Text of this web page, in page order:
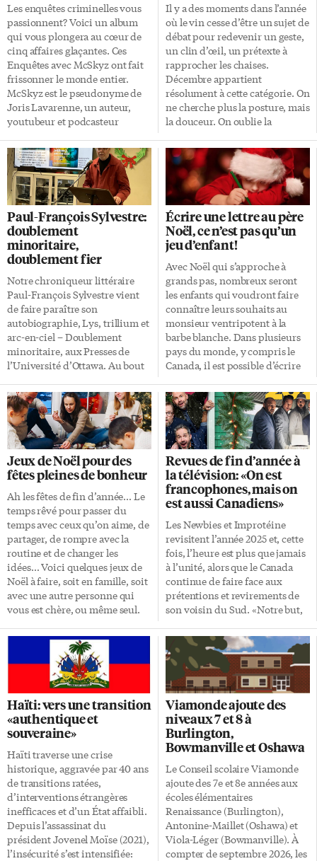
Les enquêtes criminelles vous
passionnent? Voici un album
qui vous plongera au cœur de
cinq affaires glaçantes. Ces
Enquêtes avec McSkyz ont fait
frissonner le monde entier.
McSkyz est le pseudonyme de
Joris Lavarenne, un auteur,
youtubeur et podcasteur
crimes réels publie une
nouvelle «histoire vraie et
flippante» (HVF) chaque
vendredi soir depuis 2018. Ses
HVF comptent aujourd’hui
entre un demi-million et un
million et demi de
consultations. Disparitions
mystérieuses, séquestrations,
meurtres, toutes les affaires
sont décortiquées par ses soins,
de la découverte du crime à sa
résolution. Dans cet album,
McSkyz nous entraîne sur la […]
Il y a des moments dans l’année
où le vin cesse d’être un sujet de
débat pour redevenir un geste,
un clin d’œil, un prétexte à
rapprocher les chaises.
Décembre appartient
résolument à cette catégorie. On
ne cherche plus la posture, mais
la douceur. On oublie la
chaleur. On ne déguste pas, on
partage. Et franchement, c’est
exactement ce dont on a besoin.
Spritz St-Germain Et cette
année, c’est le Spritz St-
Germain qui ouvre la danse. Un
apéritif souvent associé à l’été,
mais rien ne dit qu’il ne peut
pas devenir la vedette en hiver.
Voici […]
Paul-François Sylvestre:
doublement
minoritaire,
doublement fier
Notre chroniqueur littéraire
Paul-François Sylvestre vient
de faire paraître son
autobiographie, Lys, trillium et
arc-en-ciel – Doublement
minoritaire, aux Presses de
l’Université d’Ottawa. Au bout
50e ouvrage! Militant de
toujours pour la cause franco-
ontarienne et pour les droits
des personnes LGBTQ, il s’est
fait connaître comme rédacteur
en chef de la revue culturelle
Liaison, par ses articles dans
plusieurs publications –
notamment l-express.ca – mais
surtout par de nombreux essais
sur des pans de l’histoire de
l’Ontario français.
Mentionnons ses ouvrages
Penetang: l’école de la
résistance (1980), Toronto
s’écrit: la ville-reine dans notre
littérature (2007), Toronto et sa
toponymie […]
Écrire une lettre au père
Noël, ce n’est pas qu’un
jeu d’enfant!
Avec Noël qui s’approche à
grands pas, nombreux seront
les enfants qui voudront faire
connaître leurs souhaits au
monsieur ventripotent à la
barbe blanche. Dans plusieurs
pays du monde, y compris le
Canada, il est possible d’écrire
poste ou par courriel. Et c’est
souvent la première lettre
officielle qu’écriront nos petits
bouts de chou. Savoir bien
écrire est une compétence des
plus importantes que l’on
peaufine au fil des années.
Mais, comment s’y prendre si
c’est notre toute première
tentative ou si on n’a pas
beaucoup d’expérience?
Suivent quelques conseils pour
écrire une […]
Jeux de Noël pour des
fêtes pleines de bonheur
Ah les fêtes de fin d’année… Le
temps rêvé pour passer du
temps avec ceux qu’on aime, de
partager, de rompre avec la
routine et de changer les
idées… Voici quelques jeux de
Noël à faire, soit en famille, soit
avec une autre personne qui
vous est chère, ou même seul.
passer des moments agréables,
mais encore, vous pourrez
enrichir vos connaissances de
notre belle langue! Jeu numéro
1 : une soupe de lettres Vous
n’avez qu’à trouver les mots de
la liste dans la «soupe». Les
réponses sont à la fin de
l’article. Activités
supplémentaires: […]
Revues de fin d’année à
la télévision: «On est
francophones, mais on
est aussi Canadiens»
Les Newbies et Improtéine
revisitent l’année 2025 et, cette
fois, l’heure est plus que jamais
à l’unité, alors que le Canada
continue de faire face aux
prétentions et revirements de
son voisin du Sud. «Notre but,
André Roy, animateur et
producteur du Grand ménage
des Fêtes. Grève des
enseignants en Alberta et de
Postes Canada, guerre
commerciale avec les États-
Unis, changements
climatiques, interdiction des
téléphones cellulaires dans les
écoles: les Newbies (Christian
Essiambre, Luc LeBlanc et
André Roy) reviennent une
nouvelle fois sur les écrans pour
passer 2025 au crible, toujours
avec humour et en musique.
Cette année […]
Haïti: vers une transition
«authentique et
souveraine»
Haïti traverse une crise
historique, aggravée par 40 ans
de transitions ratées,
d’interventions étrangères
inefficaces et d’un État affaibli.
Depuis l’assassinat du
président Jovenel Moïse (2021),
l’insécurité s’est intensifiée:
Viamonde ajoute des
niveaux 7 et 8 à
Burlington,
Bowmanville et Oshawa
Le Conseil scolaire Viamonde
ajoute des 7e et 8e années aux
écoles élémentaires
Renaissance (Burlington),
Antonine-Maillet (Oshawa) et
Viola-Léger (Bowmanville). À
compter de septembre 2026, les